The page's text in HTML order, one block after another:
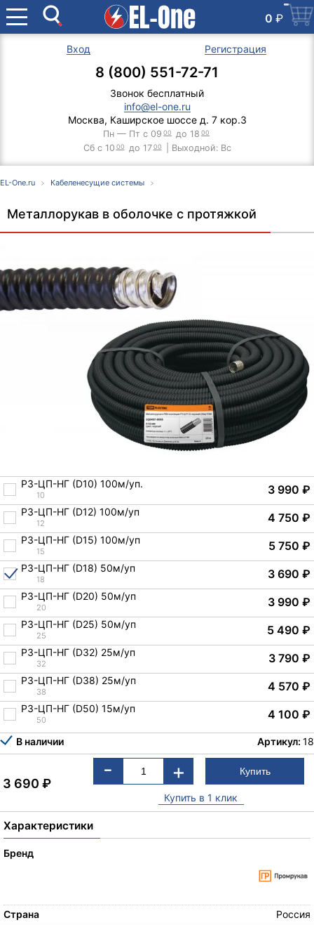
0 ₽
Вход Регистрация
8 (800) 551-72-71
Звонок бесплатный
info@el-one.ru
Москва, Каширское шоссе д. 7 кор.3
Пн — Пт с 09 00 до 18 00
Сб с 10 00 до 17 00 | Выходной: Вс
EL-One.ru Кабеленесущие системы
Металлорукав в оболочке с протяжкой
РЗ-ЦП-НГ (D10) 100м/уп.
10 3 990 ₽
РЗ-ЦП-НГ (D12) 100м/уп
12 4 750 ₽
РЗ-ЦП-НГ (D15) 100м/уп
15 5 750 ₽
РЗ-ЦП-НГ (D18) 50м/уп
18 3 690 ₽
РЗ-ЦП-НГ (D20) 50м/уп
20 3 990 ₽
РЗ-ЦП-НГ (D25) 50м/уп
25 5 490 ₽
РЗ-ЦП-НГ (D32) 25м/уп
32 3 790 ₽
РЗ-ЦП-НГ (D38) 25м/уп
38 4 570 ₽
РЗ-ЦП-НГ (D50) 15м/уп
50 4 100 ₽
В наличии Артикул: 18
3 690₽
- +
Купить в 1 клик
Характеристики
Бренд
Страна Россия